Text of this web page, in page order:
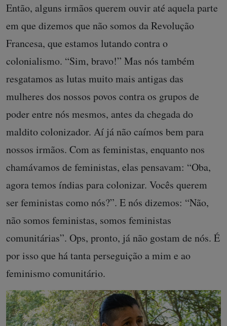
Então, alguns irmãos querem ouvir até aquela parte
em que dizemos que não somos da Revolução
Francesa, que estamos lutando contra o
colonialismo. “Sim, bravo!” Mas nós também
resgatamos as lutas muito mais antigas das
mulheres dos nossos povos contra os grupos de
poder entre nós mesmos, antes da chegada do
maldito colonizador. Aí já não caímos bem para
nossos irmãos. Com as feministas, enquanto nos
chamávamos de feministas, elas pensavam: “Oba,
agora temos índias para colonizar. Vocês querem
ser feministas como nós?”. E nós dizemos: “Não,
não somos feministas, somos feministas
comunitárias”. Ops, pronto, já não gostam de nós. É
por isso que há tanta perseguição a mim e ao
feminismo comunitário.